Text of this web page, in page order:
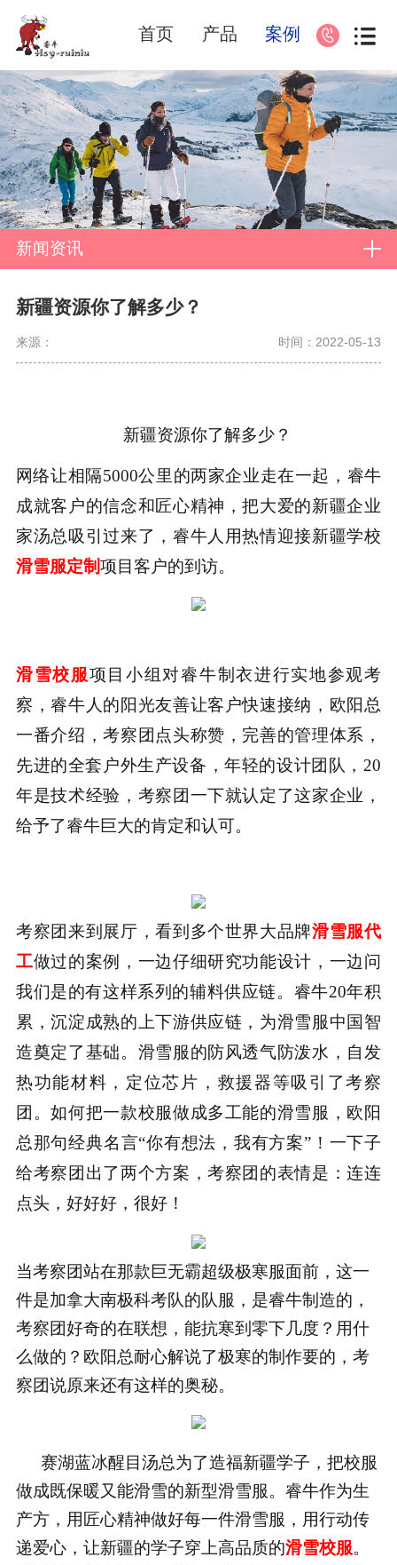
首页 产品 案例
新闻资讯
新疆资源你了解多少？
来源： 时间：2022-05-13
新疆资源你了解多少？
网络让相隔5000公里的两家企业走在一起， 睿牛
成就客户的信念和匠心精神，把大爱的新疆企业
家汤总吸引过来了，睿牛人 用热情迎接新疆学校
滑雪服定制项目客户的到访。
滑雪校服项目小组对睿牛制衣进行实地参观考
察，睿牛人的阳光友善让客户快速接纳，欧阳总
一番介绍，考察团点头称赞，完善的管理体系，
先进的全套户外生产设备，年轻的设计团队， 20
年是技术经验，考察团一下就认定了这家企业，
给予了睿牛巨大的肯定和认可。
考察团来到展厅，看到多个世界大品牌滑雪服代
工做过的案例，一边仔细研究功能设计，一边问
我们是的有这样系列的辅料供应链。 睿牛20年积
累，沉淀成熟的上下游供应链，为滑雪服中国智
造奠定了基础。滑雪服的防风透气防泼水，自发
热功能材料，定位芯片，救援器等吸引了考察
团。如何把一款校服做成多工能的滑雪服，欧阳
总那句经典名言“你有想法，我有方案”！一下子
给考察团出了两个方案，考察团的表情是：连连
点头，好好好，很好！
当考察团站在那款巨无霸超级极寒服面前，这一
件是加拿大南极科考队的队服，是睿牛制造的，
考察团好奇的在联想，能抗寒到零下几度？用什
么做的？欧阳总耐心解说了极寒的制作要的，考
察团说原来还有这样的奥秘。
赛湖蓝冰醒目汤总为了造福新疆学子，把校服
做成既保暖又能滑雪的新型滑雪服。 睿牛作为生
产方，用匠心精神做好每一件滑雪服，用行动传
递爱心，让新疆的学子穿上高品质的滑雪校服。